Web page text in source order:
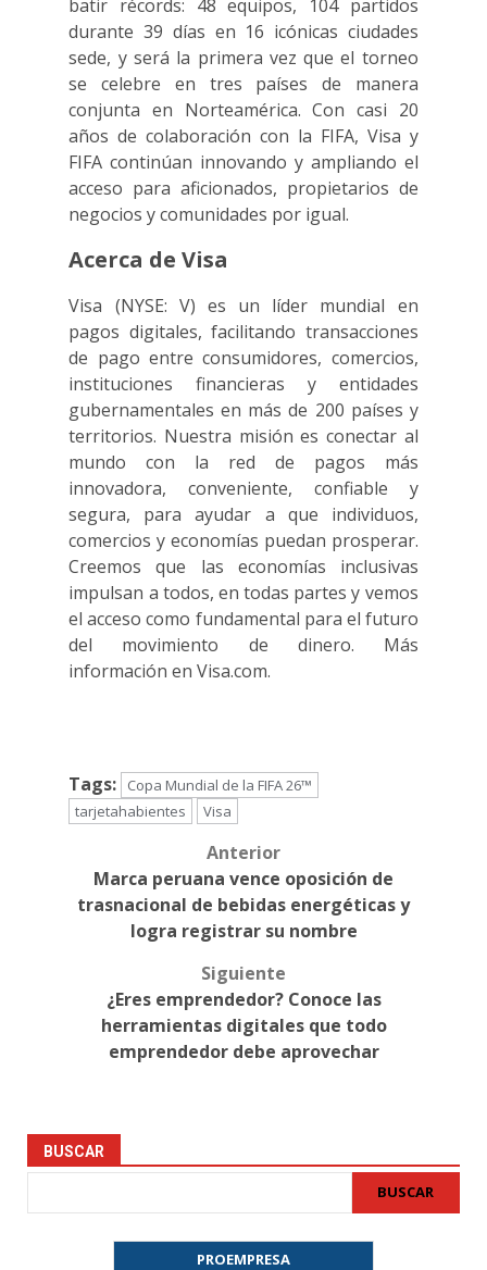
batir récords: 48 equipos, 104 partidos
durante 39 días en 16 icónicas ciudades
sede, y será la primera vez que el torneo
se celebre en tres países de manera
conjunta en Norteamérica. Con casi 20
años de colaboración con la FIFA, Visa y
FIFA continúan innovando y ampliando el
acceso para aficionados, propietarios de
negocios y comunidades por igual.
Acerca de Visa
Visa (NYSE: V) es un líder mundial en
pagos digitales, facilitando transacciones
de pago entre consumidores, comercios,
instituciones financieras y entidades
gubernamentales en más de 200 países y
territorios. Nuestra misión es conectar al
mundo con la red de pagos más
innovadora, conveniente, confiable y
segura, para ayudar a que individuos,
comercios y economías puedan prosperar.
Creemos que las economías inclusivas
impulsan a todos, en todas partes y vemos
el acceso como fundamental para el futuro
del movimiento de dinero. Más
información en Visa.com.
Tags:
Copa Mundial de la FIFA 26™
tarjetahabientes
Visa
navigation
Anterior
Marca peruana vence oposición de
trasnacional de bebidas energéticas y
logra registrar su nombre
Siguiente
¿Eres emprendedor? Conoce las
herramientas digitales que todo
emprendedor debe aprovechar
BUSCAR
BUSCAR
PROEMPRESA